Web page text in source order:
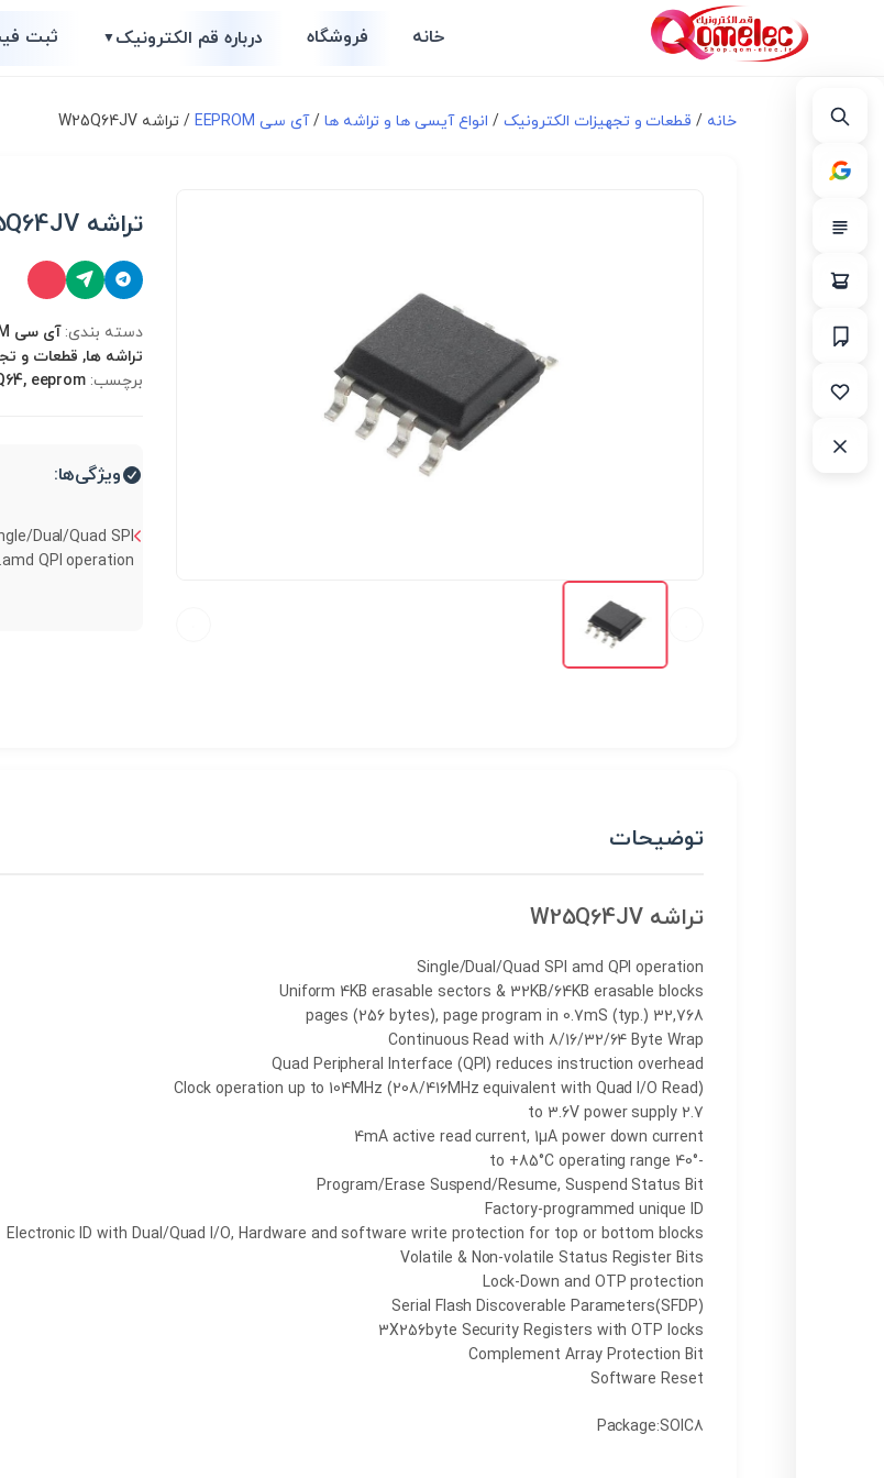
خانه فروشگاه درباره قم الکترونیک▼ ثبت
خانه / قطعات و تجهیزات الکترونیک / انواع آیسی ها و تراشه ها /آی سی EEPROM / تراشه W25Q64JV
تراشه W25Q64JV
دسته بندی:
تراشه ها, قطعات و
برچسب: eeprom
ویژگی‌ها:
Dual/Quad SPI
amd QPI operation...
توضیحات
تراشه W25Q64JV
Single/Dual/Quad SPI amd QPI operation
Uniform 4KB erasable sectors & 32KB/64KB erasable blocks
32,768 pages (256 bytes), page program in 0.7mS (typ.)
Continuous Read with 8/16/32/64 Byte Wrap
Quad Peripheral Interface (QPI) reduces instruction overhead
Clock operation up to 104MHz (208/416MHz equivalent with Quad I/O Read)
2.7 to 3.6V power supply
4mA active read current, 1µA power down current
-40° to +85°C operating range
Program/Erase Suspend/Resume, Suspend Status Bit
Factory-programmed unique ID
Electronic ID with Dual/Quad I/O, Hardware and software write protection for top or bottom blocks
Volatile & Non-volatile Status Register Bits
Lock-Down and OTP protection
Serial Flash Discoverable Parameters(SFDP)
3X256byte Security Registers with OTP locks
Complement Array Protection Bit
Software Reset
Package:SOIC8